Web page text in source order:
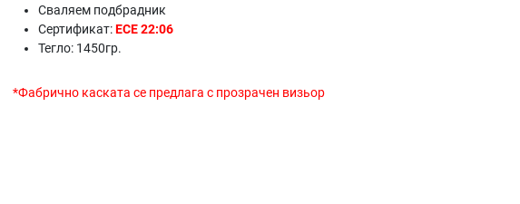
Сваляем подбрадник
Сертификат:ECE 22:06
Тегло: 1450гр.
*Фабрично каската се предлага с прозрачен визьор